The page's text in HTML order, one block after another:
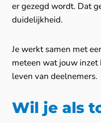
er gezegd wordt. Dat
duidelijkheid.
Je werkt samen met
meteen wat jouw
leven van deelnemers.
Wil je als